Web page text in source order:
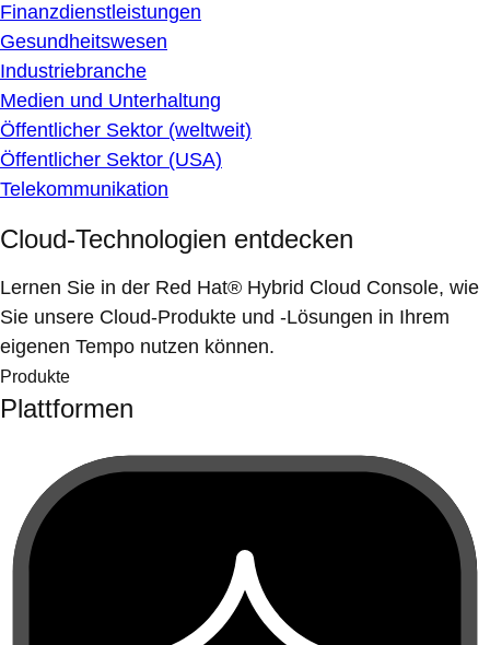
Finanzdienstleistungen
Gesundheitswesen
Industriebranche
Medien und Unterhaltung
Öffentlicher Sektor (weltweit)
Öffentlicher Sektor (USA)
Telekommunikation
Cloud-Technologien entdecken
Lernen Sie in der Red Hat® Hybrid Cloud Console, wie
Sie unsere Cloud-Produkte und -Lösungen in Ihrem
eigenen Tempo nutzen können.
Produkte
Plattformen